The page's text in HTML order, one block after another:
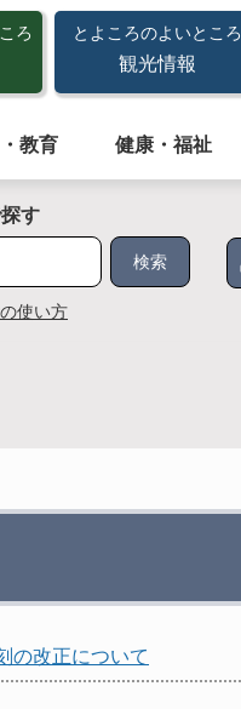
ろ とよころのよいところ
観光情報
教育 健康・福祉
す
使い方
の改正について